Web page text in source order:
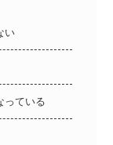
い
っている